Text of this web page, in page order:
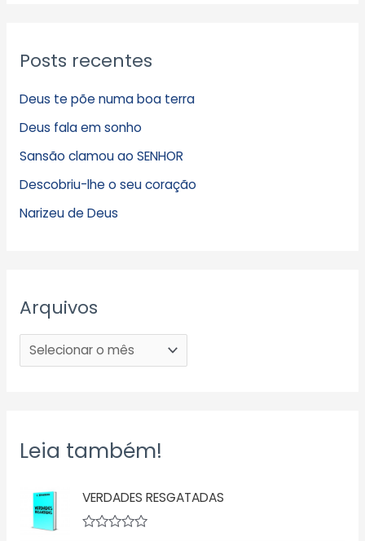
Posts recentes
Deus te põe numa boa terra
Deus fala em sonho
Sansão clamou ao SENHOR
Descobriu-lhe o seu coração
Narizeu de Deus
Arquivos
Leia também!
VERDADES RESGATADAS